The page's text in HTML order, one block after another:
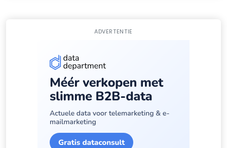
ADVERTENTIE